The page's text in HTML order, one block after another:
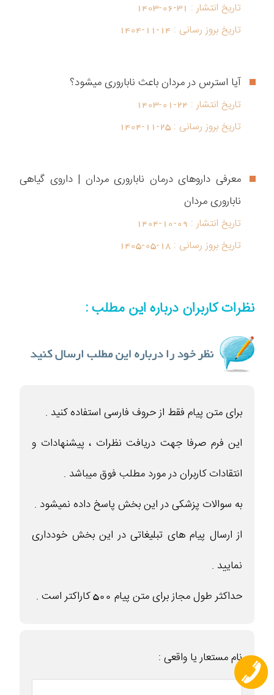
تاریخ انتشار : 1403-06-31
تاریخ بروز رسانی : 1404-11-14
آیا استرس در مردان باعث ناباروری میشود؟
تاریخ انتشار : 1403-01-24
تاریخ بروز رسانی : 1404-11-25
معرفی داروهای درمان ناباروری مردان | داروی گیاهی
ناباروری مردان
تاریخ انتشار : 1404-10-09
تاریخ بروز رسانی : 1405-05-18
نظرات کاربران درباره این مطلب :
برای متن پیام فقط از حروف فارسی استفاده کنید .
این فرم صرفا جهت دریافت نظرات ، پیشنهادات و
انتقادات کاربران در مورد مطلب فوق میباشد .
به سوالات پزشکی در این بخش پاسخ داده نمیشود .
از ارسال پیام های تبلیغاتی در این بخش خودداری
نمایید .
حداکثر طول مجاز برای متن پیام 500 کاراکتر است .
نام مستعار یا واقعی :